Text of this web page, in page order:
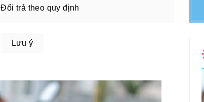
Đổi trả theo quy định
Lưu ý